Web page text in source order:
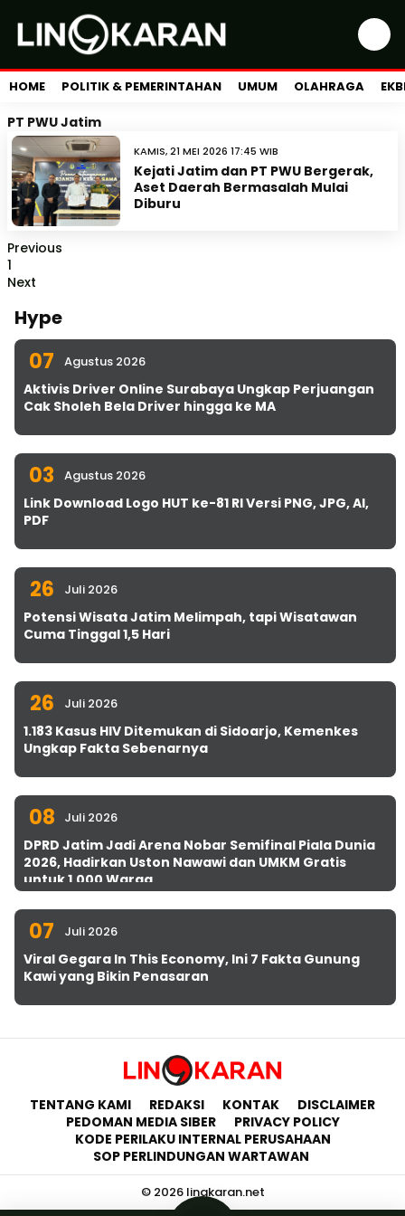
HOME POLITIK & PEMERINTAHAN UMUM OLAHRAGA
PT PWU Jatim
KAMIS, 21 MEI 2026 17:45 WIB
Kejati Jatim dan PT PWU Bergerak,
Aset Daerah Bermasalah Mulai
Diburu
Previous
1
Next
Hype
07 Agustus 2026
Aktivis Driver Online Surabaya Ungkap Perjuangan
Cak Sholeh Bela Driver hingga ke MA
03 Agustus 2026
Link Download Logo HUT ke-81 RI Versi PNG, JPG, AI,
PDF
26 Juli 2026
Potensi Wisata Jatim Melimpah, tapi Wisatawan
Cuma Tinggal 1,5 Hari
26 Juli 2026
1.183 Kasus HIV Ditemukan di Sidoarjo, Kemenkes
Ungkap Fakta Sebenarnya
08 Juli 2026
DPRD Jatim Jadi Arena Nobar Semifinal Piala Dunia
2026, Hadirkan Uston Nawawi dan UMKM Gratis
untuk 1.000 Warga
07 Juli 2026
Viral Gegara In This Economy, Ini 7 Fakta Gunung
Kawi yang Bikin Penasaran
TENTANG KAMI REDAKSI KONTAK
DISCLAIMER
PEDOMAN MEDIA SIBER
PRIVACY POLICY
KODE PERILAKU INTERNAL PERUSAHAAN
SOP PERLINDUNGAN WARTAWAN
© 2026 lingkaran.net